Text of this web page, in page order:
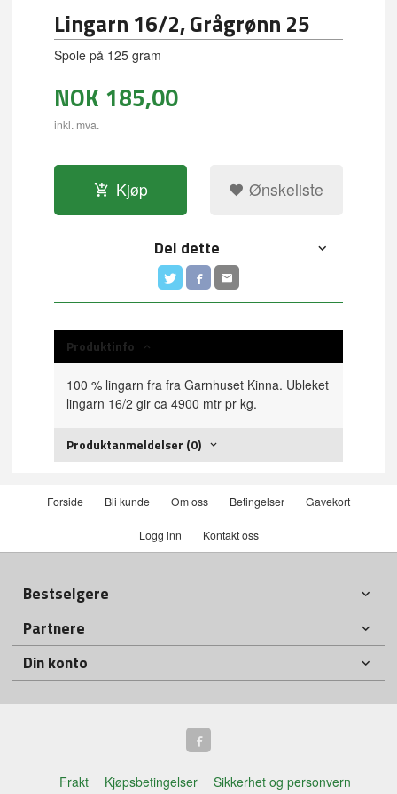
Lingarn 16/2, Grågrønn 25
Spole på 125 gram
NOK 185,00
inkl. mva.
Kjøp Ønskeliste
Del dette
Produktinfo
100 % lingarn fra fra Garnhuset Kinna. Ubleket
lingarn 16/2 gir ca 4900 mtr pr kg.
Produktanmeldelser (0)
Forside Bli kunde Om oss Betingelser Gavekort
Logg inn Kontakt oss
Bestselgere
Partnere
Din konto
Frakt Kjøpsbetingelser Sikkerhet og personvern